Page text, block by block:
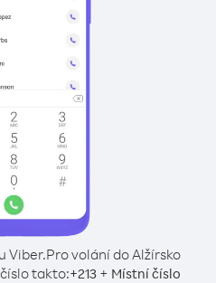
Viber.Pro volání do Alžírsko
takto:+213+ Místní číslo